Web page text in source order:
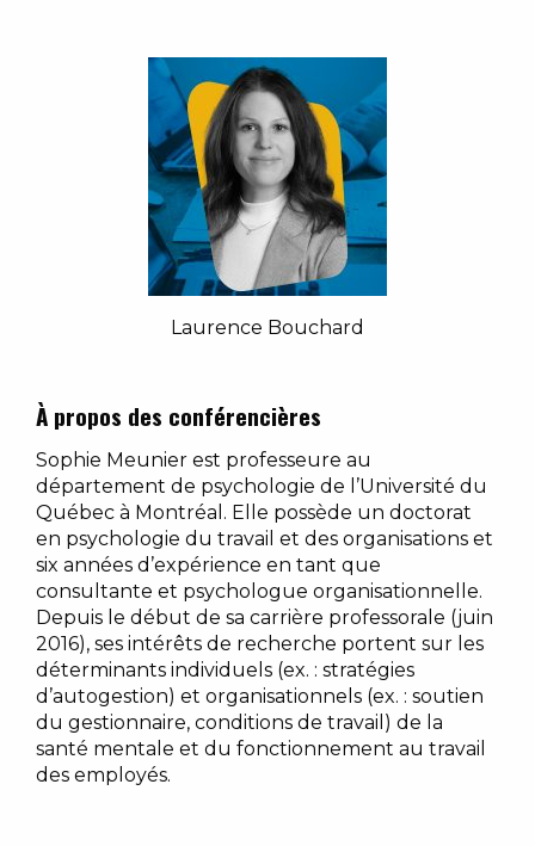
Laurence Bouchard
À propos des conférencières
Sophie Meunier est professeure au
département de psychologie de l’Université du
Québec à Montréal. Elle possède un doctorat
en psychologie du travail et des organisations et
six années d’expérience en tant que
consultante et psychologue organisationnelle.
Depuis le début de sa carrière professorale (juin
2016), ses intérêts de recherche portent sur les
déterminants individuels (ex. : stratégies
d’autogestion) et organisationnels (ex. : soutien
du gestionnaire, conditions de travail) de la
santé mentale et du fonctionnement au travail
des employés.